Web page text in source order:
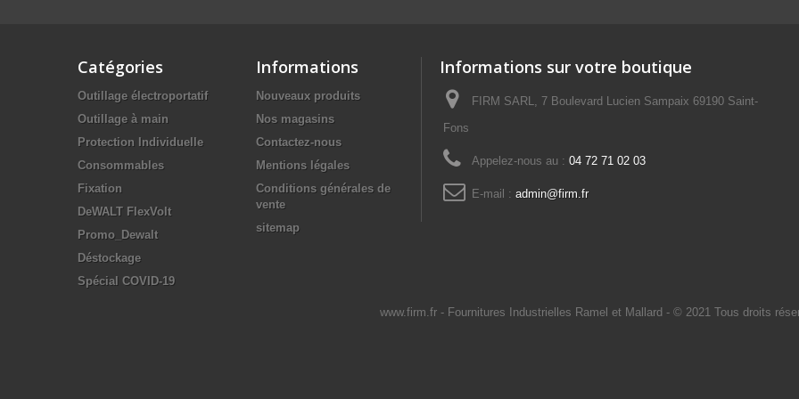
Catégories
Outillage électroportatif
Outillage à main
Protection Individuelle
Consommables
Fixation
DeWALT FlexVolt
Promo_Dewalt
Déstockage
Spécial COVID-19
Informations
Nouveaux produits
Nos magasins
Contactez-nous
Mentions légales
Conditions générales de
vente
sitemap
Informations sur votre boutique
FIRM SARL, 7 Boulevard Lucien Sampaix 69190 Saint-
Fons
Appelez-nous au : 04 72 71 02 03
E-mail : admin@firm.fr
www.firm.fr - Fournitures Industrielles Ramel et Mallard - © 2021 Tous droits